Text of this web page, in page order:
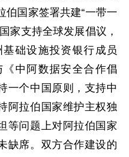
伯国家签署共建“一带一
家支持全球发展倡议，
础设施投资银行成员
中阿数据安全合作倡
一个中国原则，支持中
阿拉伯国家维护主权独
等问题上对阿拉伯国家
缺席。双方合作建设的